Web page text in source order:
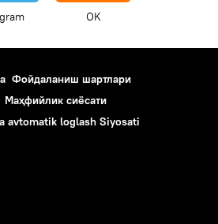
OK
Фойдаланиш шартлари
Маҳфийлик сиёсати
avtomatik loglash Siyosati